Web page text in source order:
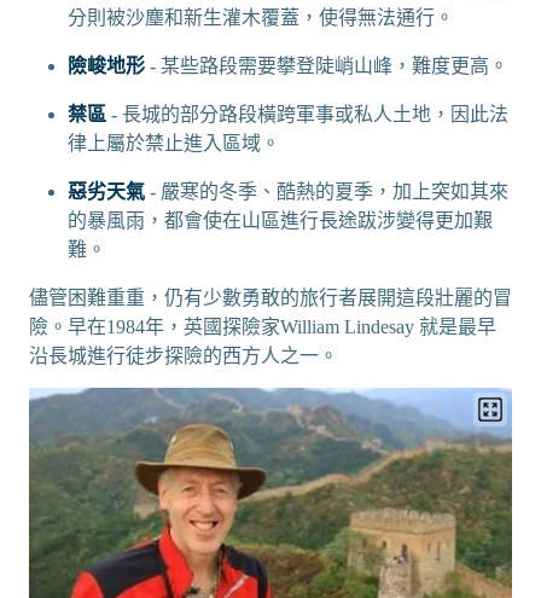
分則被沙塵和新生灌木覆蓋，使得無法通行。
險峻地形 - 某些路段需要攀登陡峭山峰，難度更高。
禁區 - 長城的部分路段橫跨軍事或私人土地，因此法
律上屬於禁止進入區域。
惡劣天氣 - 嚴寒的冬季、酷熱的夏季，加上突如其來
的暴風雨，都會使在山區進行長途跋涉變得更加艱
難。
儘管困難重重，仍有少數勇敢的旅行者展開這段壯麗的冒
險。早在1984年，英國探險家William Lindesay 就是最早
沿長城進行徒步探險的西方人之一。